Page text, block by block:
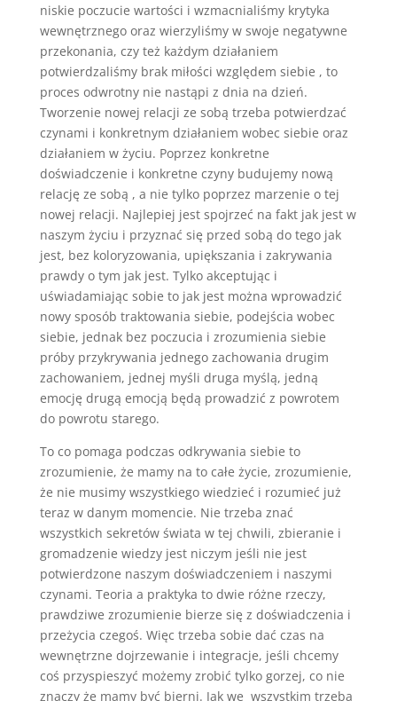
niskie poczucie wartości i wzmacnialiśmy krytyka
wewnętrznego oraz wierzyliśmy w swoje negatywne
przekonania, czy też każdym działaniem
potwierdzaliśmy brak miłości względem siebie , to
proces odwrotny nie nastąpi z dnia na dzień.
Tworzenie nowej relacji ze sobą trzeba potwierdzać
czynami i konkretnym działaniem wobec siebie oraz
działaniem w życiu. Poprzez konkretne
doświadczenie i konkretne czyny budujemy nową
relację ze sobą , a nie tylko poprzez marzenie o tej
nowej relacji. Najlepiej jest spojrzeć na fakt jak jest w
naszym życiu i przyznać się przed sobą do tego jak
jest, bez koloryzowania, upiększania i zakrywania
prawdy o tym jak jest. Tylko akceptując i
uświadamiając sobie to jak jest można wprowadzić
nowy sposób traktowania siebie, podejścia wobec
siebie, jednak bez poczucia i zrozumienia siebie
próby przykrywania jednego zachowania drugim
zachowaniem, jednej myśli druga myślą, jedną
emocję drugą emocją będą prowadzić z powrotem
do powrotu starego.
To co pomaga podczas odkrywania siebie to
zrozumienie, że mamy na to całe życie, zrozumienie,
że nie musimy wszystkiego wiedzieć i rozumieć już
teraz w danym momencie. Nie trzeba znać
wszystkich sekretów świata w tej chwili, zbieranie i
gromadzenie wiedzy jest niczym jeśli nie jest
potwierdzone naszym doświadczeniem i naszymi
czynami. Teoria a praktyka to dwie różne rzeczy,
prawdziwe zrozumienie bierze się z doświadczenia i
przeżycia czegoś. Więc trzeba sobie dać czas na
wewnętrzne dojrzewanie i integracje, jeśli chcemy
coś przyspieszyć możemy zrobić tylko gorzej, co nie
znaczy że mamy być bierni. Jak we wszystkim trzeba